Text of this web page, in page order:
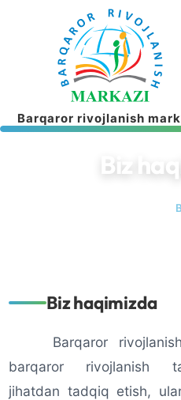
Barqaror rivojlanish mark
Biz
Biz haqimizda
Barqaror rivojlanish
barqaror rivojlanish
jihatdan tadqiq etish,